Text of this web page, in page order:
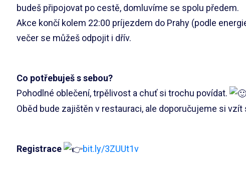
budeš připojovat po cestě, domluvíme se spolu předem.
Akce končí kolem 22:00 príjezdem do Prahy (podle
večer se můžeš odpojit i dřív.
Co potřebuješ s sebou?
Pohodlné oblečení, trpělivost a chuť si trochu povídat.
Oběd bude zajištěn v restauraci, ale doporučujeme si vzít
Registrace bit.ly/3ZUUt1v